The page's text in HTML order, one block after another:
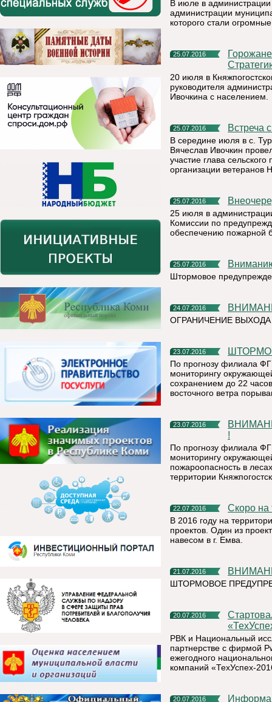
В июле в администрации
администрации
которого стали
25.07.2016
Горожане совместно с руководством района обсудили
20 июля в
руководителя
Ивочкина с населением.
25.07.2016
В середине июля в с.
Вячеслав Ивочкин
участие глава
организации ветеранов
25.07.2016
25 июля в
Комиссии по
обеспечению пожарной
25.07.2016
Штормовое
24.07.2016
ОГРАНИЧЕНИЕ
23.07.2016
По прогнозу филиала
мониторингу
сохранением до 22
восточного ветра
23.07.2016
ВНИМАНИЮ НАСЕЛЕНИЯ КНЯЖПОГОСТСКОГО РАЙОНА ! !
!
По прогнозу филиала
мониторингу
пожароопасность в
территории
22.07.2016 Скоро
В 2016 году на
проектов. Один из
навесом в г. Емва.
21.07.2016
ШТОРМОВОЕ
20.07.2016
Стартовал прием заявок на участие в рейтинге
РВК и Национальный
партнерстве с фирмой
ежегодного
компаний «ТехУспех-
20.07.2016 Информация для размещения на сайте Комистата в рубрике